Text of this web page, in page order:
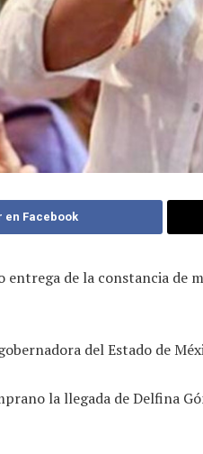
en Facebook
de la constancia de
del Estado de
la llegada de Delfina